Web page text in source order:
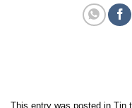
This entry was posted in Tin